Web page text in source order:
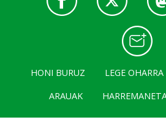
HONI BURUZ LEGE OHARRA
ARAUAK